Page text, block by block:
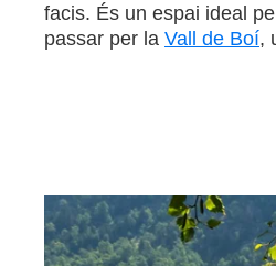
facis. És un espai ideal
passar per la Vall de Boí,